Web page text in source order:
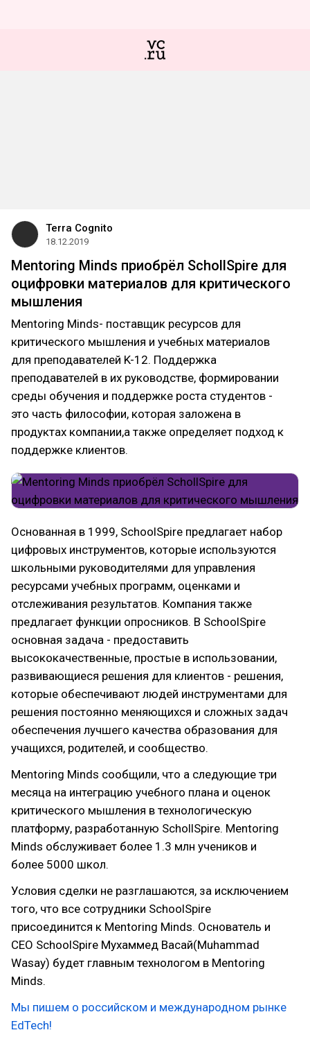
Terra Cognito
18.12.2019
Mentoring Minds приобрёл SchollSpire для
оцифровки материалов для критического
мышления
Mentoring Minds- поставщик ресурсов для
критического мышления и учебных материалов
для преподавателей K-12. Поддержка
преподавателей в их руководстве, формировании
среды обучения и поддержке роста студентов -
это часть философии, которая заложена в
продуктах компании,а также определяет подход к
поддержке клиентов.
Основанная в 1999, SchoolSpire предлагает набор
цифровых инструментов, которые используются
школьными руководителями для управления
ресурсами учебных программ, оценками и
отслеживания результатов. Компания также
предлагает функции опросников. В SchoolSpire
основная задача - предоставить
высококачественные, простые в использовании,
развивающиеся решения для клиентов - решения,
которые обеспечивают людей инструментами для
решения постоянно меняющихся и сложных задач
обеспечения лучшего качества образования для
учащихся, родителей, и сообщество.
Mentoring Minds сообщили, что а следующие три
месяца на интеграцию учебного плана и оценок
критического мышления в технологическую
платформу, разработанную SchollSpire. Mentoring
Minds обслуживает более 1.3 млн учеников и
более 5000 школ.
Условия сделки не разглашаются, за исключением
того, что все сотрудники SchoolSpire
присоединится к Mentoring Minds. Основатель и
CEO SchoolSpire Мухаммед Васай(Muhammad
Wasay) будет главным технологом в Mentoring
Minds.
Мы пишем о российском и международном рынке
EdTech!